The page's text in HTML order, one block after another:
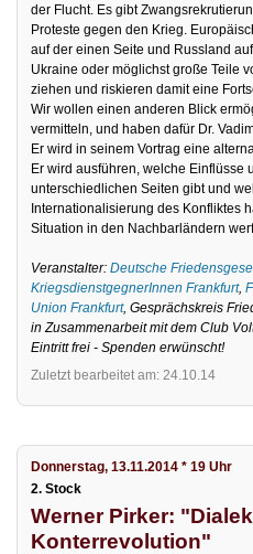
der Flucht. Es gibt
Proteste gegen den Krieg.
auf der einen Seite und Russland
Ukraine oder möglichst große Teile
ziehen und riskieren damit eine
Wir wollen einen anderen Blick
vermitteln, und haben dafür Dr.
Er wird in seinem Vortrag eine
Er wird ausführen, welche Einflüsse
unterschiedlichen Seiten gibt und
Internationalisierung des Konfliktes
Situation in den Nachbarländern
Veranstalter:Deutsche
KriegsdienstgegnerInnen Frankfurt,
Union Frankfurt, Gesprächskreis
in Zusammenarbeit mit dem Club
Eintritt frei - Spenden erwünscht!
Zuletzt bearbeitet am: 24.10.14
Donnerstag, 13.11.2014 * 19 Uhr
2. Stock
Werner Pirker:
Konterrevolution"